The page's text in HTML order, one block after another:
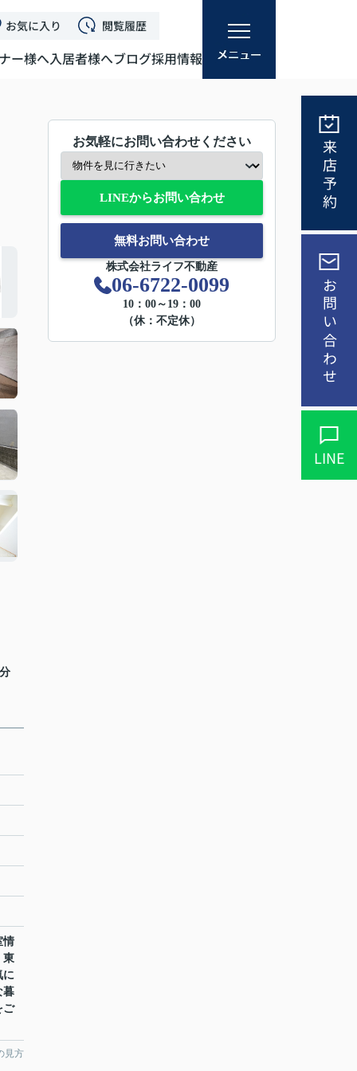
お気に入り 閲覧履歴
ー様へ入居者様へブログ採用情報
来店予約
お問い合わせ
LINE
情
東
に
暮
ご
見方
お気軽にお問い合わせください
LINEからお問い合わせ
無料お問い合わせ
株式会社ライフ不動産
06-6722-0099
10：00～19：00
（休：不定休）